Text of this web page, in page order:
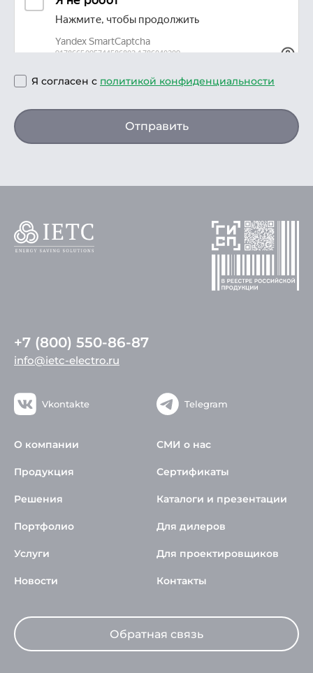
Я согласен с политикой конфиденциальности
Отправить
+7 (800) 550-86-87
info@ietc-electro.ru
Vkontakte Telegram
О компании
Продукция
Решения
Портфолио
Услуги
Новости
СМИ о нас
Сертификаты
Каталоги и презентации
Для дилеров
Для проектировщиков
Контакты
Обратная связь